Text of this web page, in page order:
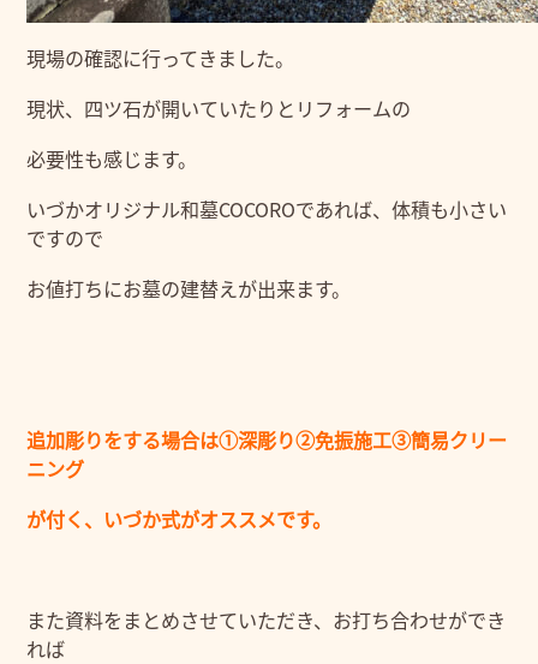
現場の確認に行ってきました。
現状、四ツ石が開いていたりとリフォームの
必要性も感じます。
いづかオリジナル和墓COCOROであれば、体積も小さい
ですので
お値打ちにお墓の建替えが出来ます。
追加彫りをする場合は①深彫り②免振施工③簡易クリー
ニング
が付く、いづか式がオススメです。
また資料をまとめさせていただき、お打ち合わせができ
れば